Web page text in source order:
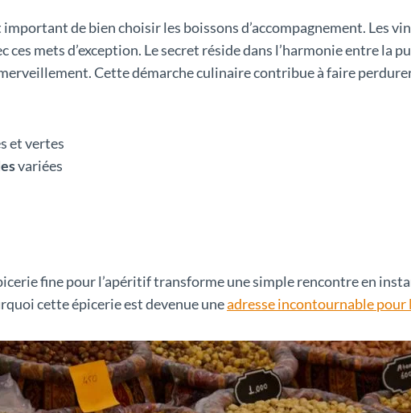
de bien choisir les boissons d’accompagnement. Les
mets d’exception. Le secret réside dans l’harmonie entre la
Cette démarche culinaire contribue à faire
et vertes
variées
fine pour l’apéritif transforme une simple rencontre en
cette épicerie est devenue uneadresse incontournable pour